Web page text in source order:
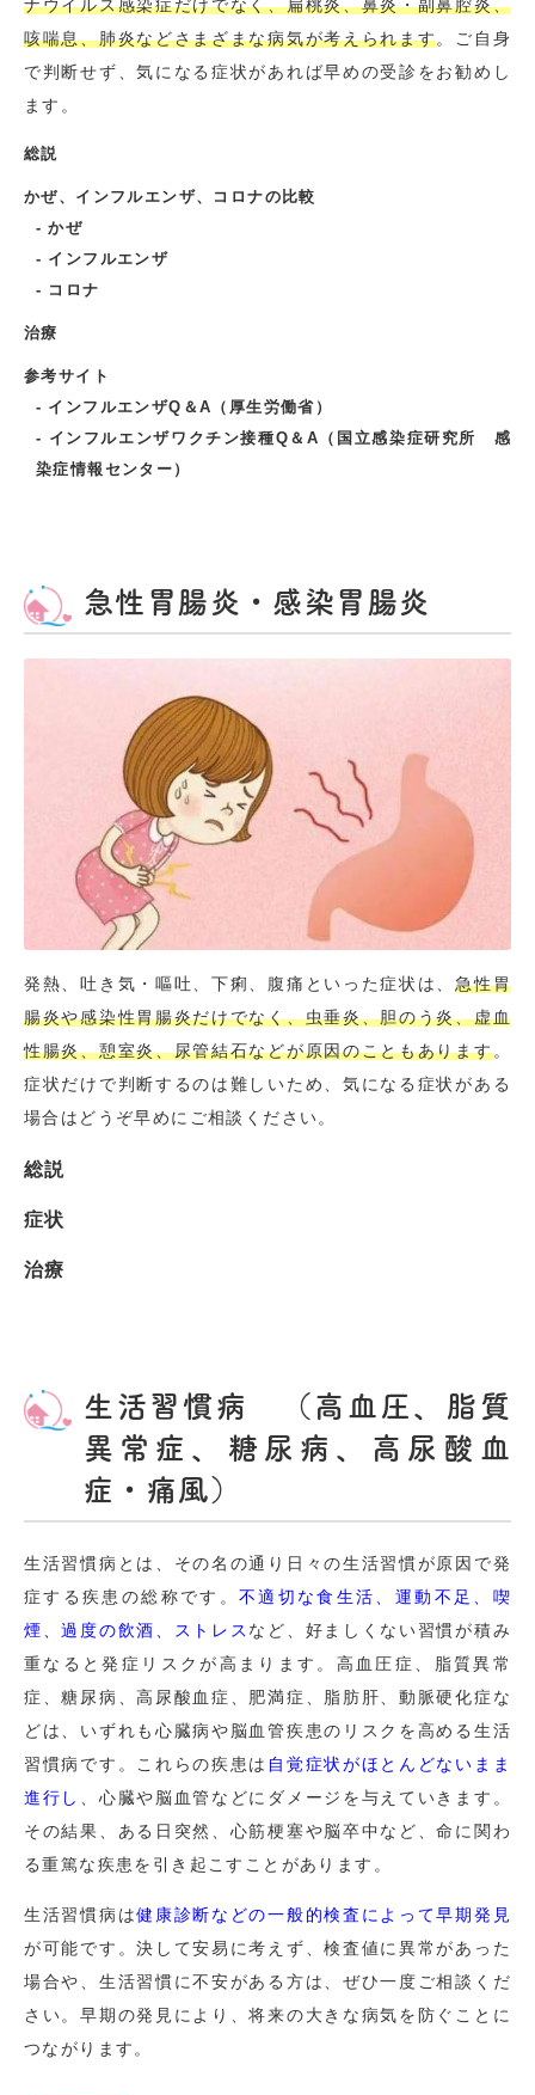
ナウイルス感染症だけでなく、扁桃炎、鼻炎・副鼻腔炎、
咳喘息、肺炎などさまざまな病気が考えられます。ご自身
で判断せず、気になる症状があれば早めの受診をお勧めし
ます。
総説
かぜ、インフルエンザ、コロナの比較
かぜ
インフルエンザ
コロナ
治療
参考サイト
インフルエンザQ＆A（厚生労働省）
インフルエンザワクチン接種Q＆A（国立感染症研究所 感
染症情報センター）
急性胃腸炎・感染胃腸炎
発熱、吐き気・嘔吐、下痢、腹痛といった症状は、急性胃
腸炎や感染性胃腸炎だけでなく、虫垂炎、胆のう炎、虚血
性腸炎、憩室炎、尿管結石などが原因のこともあります。
症状だけで判断するのは難しいため、気になる症状がある
場合はどうぞ早めにご相談ください。
総説
症状
治療
生活習慣病 （高血圧、脂質
異常症、糖尿病、高尿酸血
症・痛風）
生活習慣病とは、その名の通り日々の生活習慣が原因で発
症する疾患の総称です。 不適切な食生活、運動不足、喫
煙、過度の飲酒、ストレス など、好ましくない習慣が積み
重なると発症リスクが高まります。高血圧症、脂質異常
症、糖尿病、高尿酸血症、肥満症、脂肪肝、動脈硬化症な
どは、いずれも心臓病や脳血管疾患のリスクを高める生活
習慣病です。これらの疾患は 自覚症状がほとんどないまま
進行し
、心臓や脳血管などにダメージを与えていきます。
その結果、ある日突然、心筋梗塞や脳卒中など、命に関わ
る重篤な疾患を引き起こすことがあります。
生活習慣病は健康診断などの一般的検査によって早期発見
が可能です。決して安易に考えず、検査値に異常があった
場合や、生活習慣に不安がある方は、ぜひ一度ご相談くだ
さい。早期の発見により、将来の大きな病気を防ぐことに
つながります。